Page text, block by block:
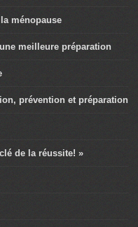
ménopause
meilleure préparation
prévention et préparation
de la réussite! »